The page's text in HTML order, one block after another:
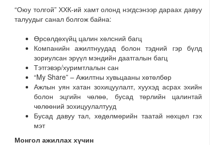
“Оюу толгой” ХХК-ий хамт олонд нэгдсэнээр дараах давуу
талуудыг санал болгож байна:
Өрсөлдөхүйц цалин хөлсний багц
Компанийн ажилтнуудад болон тэдний гэр бүлд
зориулсан эрүүл мэндийн даатгалын багц
Тэтгэвэр/хуримтлалын сан
“My Share” – Ажилтны хувьцааны хөтөлбөр
Ажлын уян хатан зохицуулалт, хуухэд асрах эхийн
болон эцгийн чөлөө, бусад төрлийн цалинтай
чөлөөний зохицуулалтууд
Бусад давуу тал, хөдөлмөрийн таатай нөхцөл гэх
мэт
Монгол ажиллах хүчин